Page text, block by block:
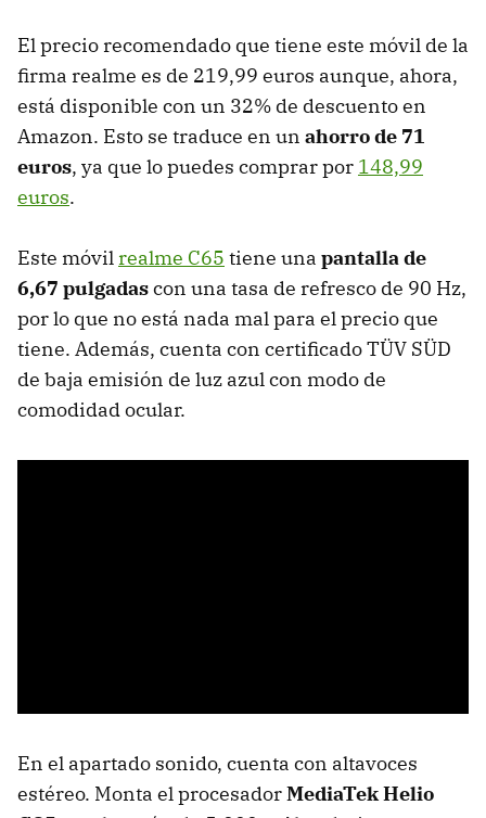
El precio recomendado que tiene este móvil de la
firma realme es de 219,99 euros aunque, ahora,
está disponible con un 32% de descuento en
Amazon. Esto se traduce en un ahorro de 71
euros, ya que lo puedes comprar por 148,99
euros.
Este móvilrealme C65 tiene una pantalla de
6,67 pulgadascon una tasa de refresco de 90 Hz,
por lo que no está nada mal para el precio que
tiene. Además, cuenta con certificado TÜV SÜD
de baja emisión de luz azul con modo de
comodidad ocular.
En el apartado sonido, cuenta con altavoces
estéreo. Monta el procesadorMediaTek Helio